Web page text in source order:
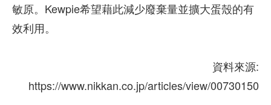
敏原。Kewpie希望藉此減少廢棄量並擴大蛋殼的有
效利用。
資料來源:
https://www.nikkan.co.jp/articles/view/00730150